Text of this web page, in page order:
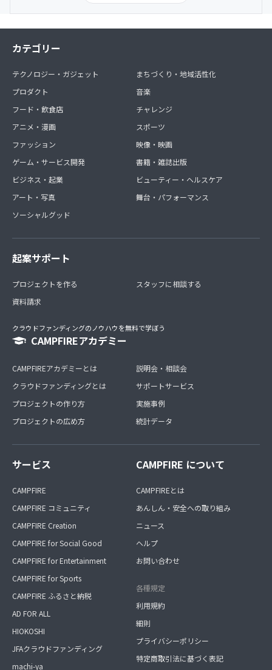
カテゴリー
テクノロジー・ガジェット
プロダクト
フード・飲食店
アニメ・漫画
ファッション
ゲーム・サービス開発
ビジネス・起業
アート・写真
ソーシャルグッド
まちづくり・地域活性化
音楽
チャレンジ
スポーツ
映像・映画
書籍・雑誌出版
ビューティー・ヘルスケア
舞台・パフォーマンス
起案サポート
プロジェクトを作る
資料請求
スタッフに相談する
クラウドファンディングのノウハウを無料で学ぼう
CAMPFIREアカデミー
CAMPFIREアカデミーとは
クラウドファンディングとは
プロジェクトの作り方
プロジェクトの広め方
説明会・相談会
サポートサービス
実施事例
統計データ
サービス
CAMPFIRE
CAMPFIRE コミュニティ
CAMPFIRE Creation
CAMPFIRE for Social Good
CAMPFIRE for Entertainment
CAMPFIRE for Sports
CAMPFIRE ふるさと納税
AD FOR ALL
HIOKOSHI
JFAクラウドファンディング
machi-ya
CAMPFIRE について
CAMPFIREとは
あんしん・安全への取り組み
ニュース
ヘルプ
お問い合わせ
各種規定
利用規約
細則
プライバシーポリシー
特定商取引法に基づく表記